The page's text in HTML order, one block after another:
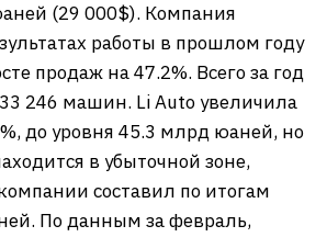
(29 000$). Компания
работы в прошлом году
продаж на 47.2%. Всего за год
246 машин. Li Auto увеличила
до уровня 45.3 млрд юаней, но
в убыточной зоне,
составил по итогам
По данным за февраль,